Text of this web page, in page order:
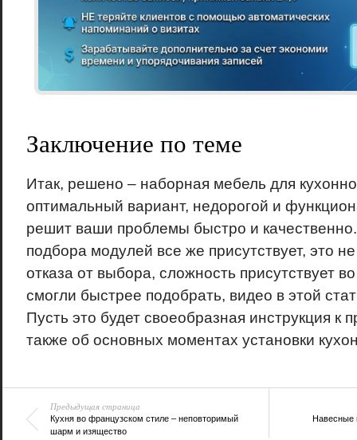
Заключение по теме
Итак, решено – наборная мебель для
оптимальный вариант, недорогой и
решит ваши проблемы быстро и
подбора модулей все же присутствует, это
отказа от выбора, сложность присутствует
смогли быстрее подобрать, видео в этой
Пусть это будет своеобразная инструкция к
также об основных моментах установки
Предыдущая страница
Кухня во французском стиле – неповторимый
шарм и изящество
Навесные